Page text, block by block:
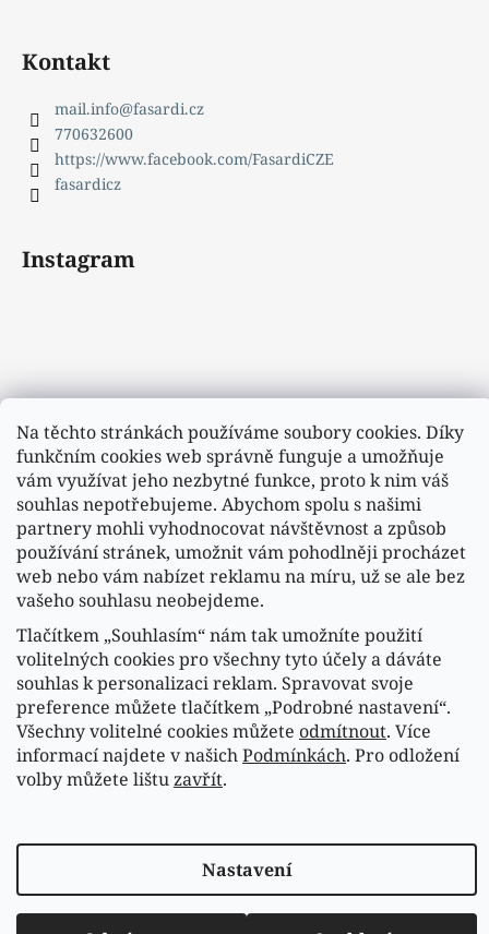
Na těchto stránkách používáme soubory cookies. Díky
funkčním cookies web správně funguje a umožňuje
vám využívat jeho nezbytné funkce, proto k nim váš
souhlas nepotřebujeme. Abychom spolu s našimi
partnery mohli vyhodnocovat návštěvnost a způsob
používání stránek, umožnit vám pohodlněji procházet
web nebo vám nabízet reklamu na míru, už se ale bez
vašeho souhlasu neobejdeme.
Tlačítkem „Souhlasím“ nám tak umožníte použití
volitelných cookies pro všechny tyto účely a dáváte
souhlas k personalizaci reklam. Spravovat svoje
preference můžete tlačítkem „Podrobné nastavení“.
Všechny volitelné cookies můžete odmítnout. Více
informací najdete v našichPodmínkách. Pro odložení
volby můžete lištuzavřít.
Nastavení
Kontakt
mail.info@fasardi.cz
770632600
https://www.facebook.com/FasardiCZE
fasardicz
Instagram
Sledovat na Instagramu
Náš FACEBOOK
Fasardi.cz. Všechna práva vyhrazena.